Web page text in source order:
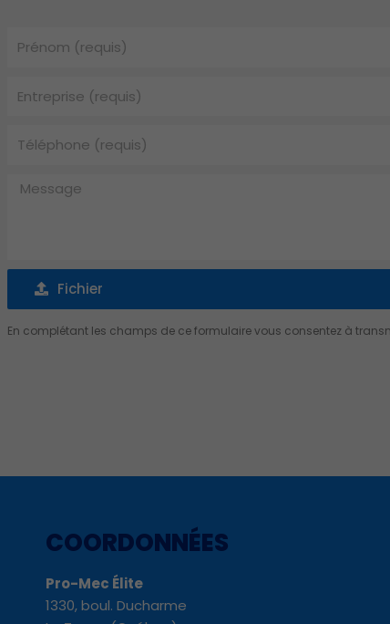
Message
Fichier
Fichier
En complétant les champs de ce formulaire vous consentez à
COORDONNÉES
Pro-Mec Élite
1330, boul. Ducharme